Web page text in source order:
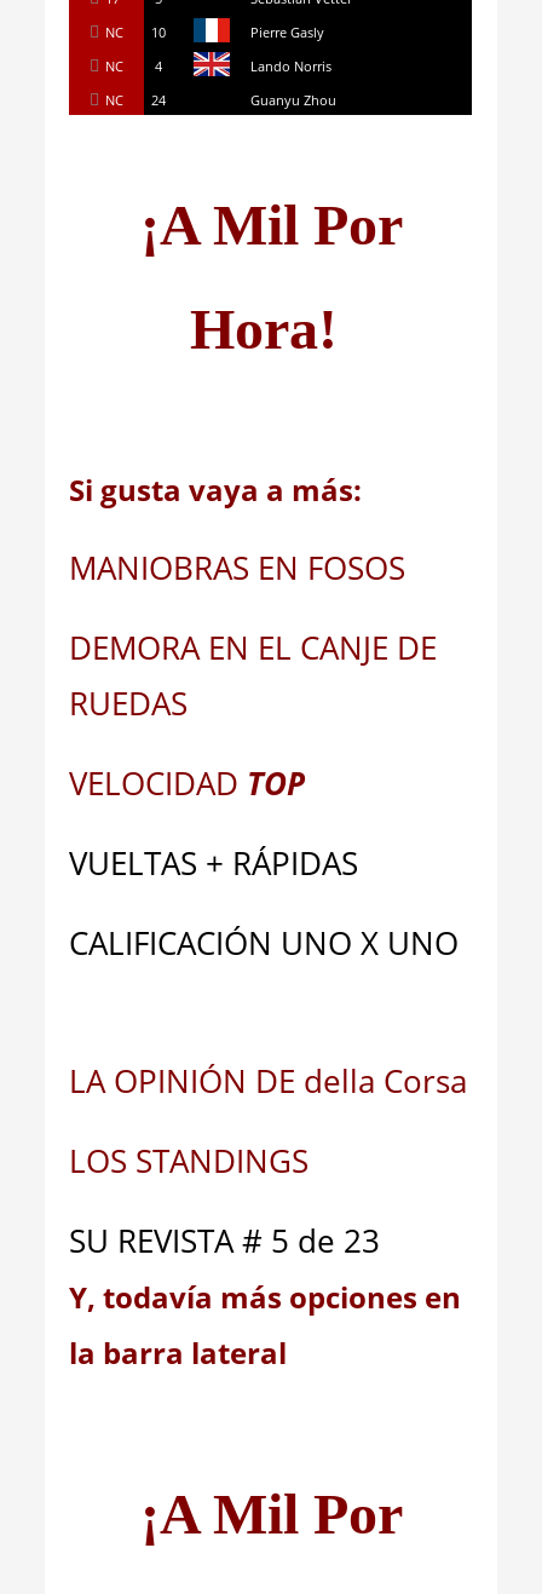
NC
10
Pierre Gasly
NC
4
Lando Norris
NC
24 Guanyu Zhou
¡A Mil Por
Hora!
Si gusta vaya a más:
MANIOBRAS EN FOSOS
DEMORA EN EL CANJE DE
RUEDAS
VELOCIDAD TOP
VUELTAS + RÁPIDAS
CALIFICACIÓN UNO X UNO
LA OPINIÓN DE della Corsa
LOS STANDINGS
SU REVISTA # 5 de 23
Y, todavía más opciones en
la barra lateral
¡A Mil Por